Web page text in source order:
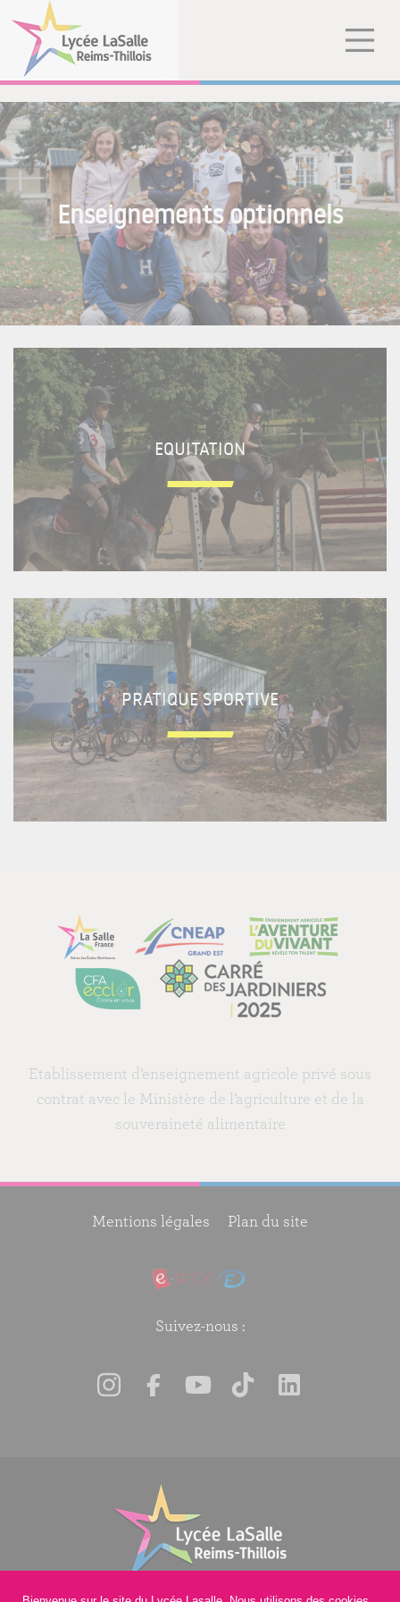
Enseignements optionnels
EQUITATION
PRATIQUE SPORTIVE
Etablissement d’enseignement agricole privé sous
contrat avec le Ministère de l’agriculture et de la
souveraineté alimentaire
Mentions légales Plan du site
Suivez-nous :